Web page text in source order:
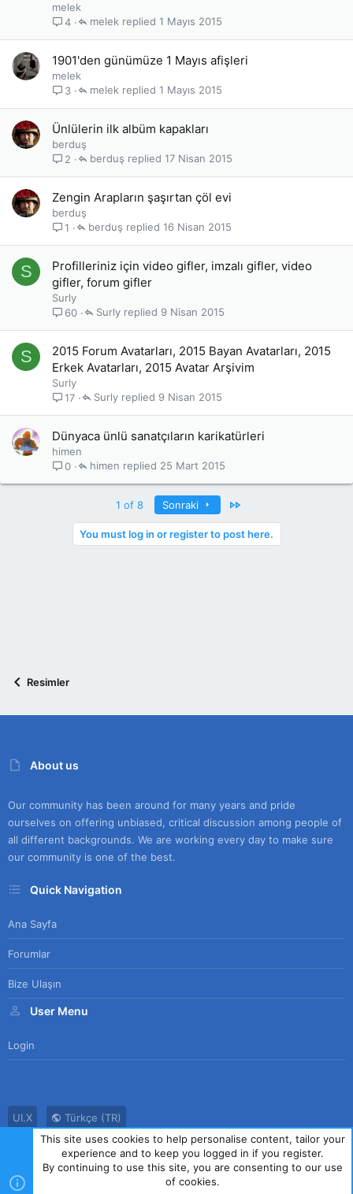
melek
4
1 Mayıs 2015
melek
1901'den günümüze 1 Mayıs afişleri
melek
3
1 Mayıs 2015
melek
Ünlülerin ilk albüm kapakları
berduş
2
17 Nisan 2015
berduş
Zengin Arapların şaşırtan çöl evi
berduş
1
16 Nisan 2015
berduş
S
Profilleriniz için video gifler, imzalı gifler, video
gifler, forum gifler
Surly
60
9 Nisan 2015
Surly
S
2015 Forum Avatarları, 2015 Bayan Avatarları, 2015
Erkek Avatarları, 2015 Avatar Arşivim
Surly
17
9 Nisan 2015
Surly
Dünyaca ünlü sanatçıların karikatürleri
himen
0
25 Mart 2015
himen
1 of 8 Sonraki Last
You must log in or register to post here.
Resimler
About us
Our community has been around for many years and pride
ourselves on offering unbiased, critical discussion among people of
all different backgrounds. We are working every day to make sure
our community is one of the best.
Quick Navigation
Ana Sayfa
Forumlar
Bize Ulaşın
User Menu
Login
UI.X
Türkçe (TR)
Bize Ulaşın
Kullanım Sözleşmesi Gizlilik Politikası
Yardım
Ana Sayfa
R
S
This site uses cookies to help personalise content, tailor your
experience and to keep you logged in if you register.
By continuing to use this site, you are consenting to our use
of cookies.